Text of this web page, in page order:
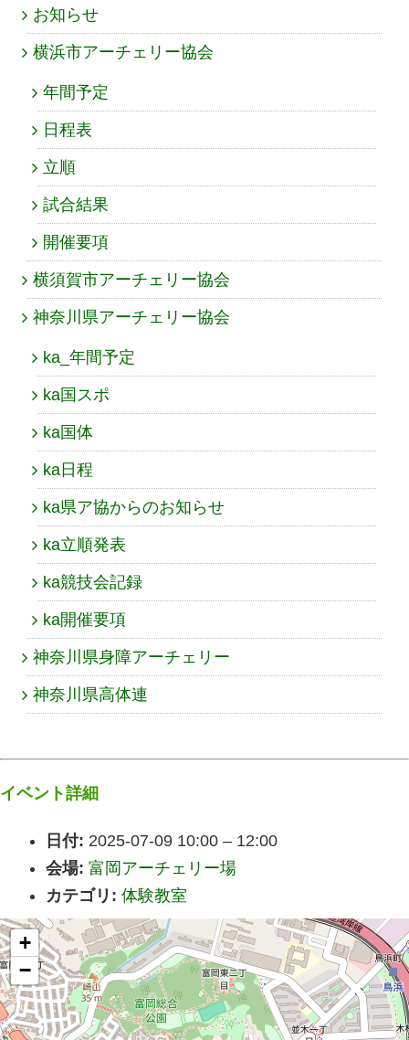
お知らせ
横浜市アーチェリー協会
年間予定
日程表
立順
試合結果
開催要項
横須賀市アーチェリー協会
神奈川県アーチェリー協会
ka_年間予定
ka国スポ
ka国体
ka日程
ka県ア協からのお知らせ
ka立順発表
ka競技会記録
ka開催要項
神奈川県身障アーチェリー
神奈川県高体連
イベント詳細
日付: 2025-07-09 10:00 – 12:00
会場: 富岡アーチェリー場
カテゴリ: 体験教室
+
−